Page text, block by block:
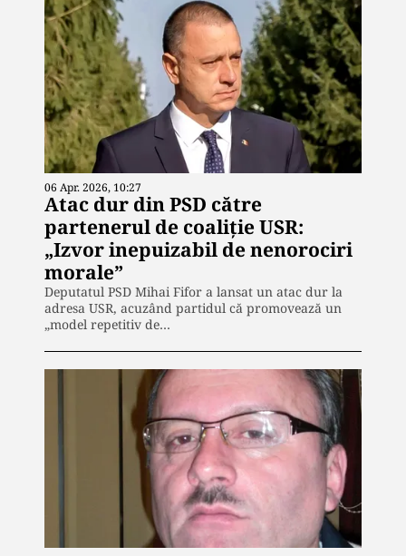
06 Apr. 2026, 10:27
Atac dur din PSD către
partenerul de coaliție USR:
„Izvor inepuizabil de nenorociri
morale”
Deputatul PSD Mihai Fifor a lansat un atac dur la
adresa USR, acuzând partidul că promovează un
„model repetitiv de…